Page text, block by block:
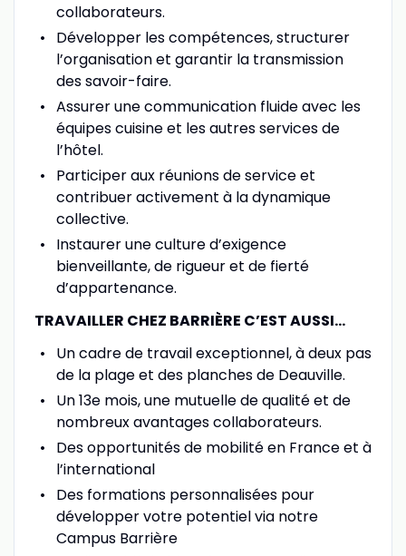
collaborateurs.
Développer les compétences, structurer
l’organisation et garantir la transmission
des savoir-faire.
Assurer une communication fluide avec les
équipes cuisine et les autres services de
l’hôtel.
Participer aux réunions de service et
contribuer activement à la dynamique
collective.
Instaurer une culture d’exigence
bienveillante, de rigueur et de fierté
d’appartenance.
TRAVAILLER CHEZ BARRIÈRE C’EST AUSSI…
Un cadre de travail exceptionnel, à deux pas
de la plage et des planches de Deauville.
Un 13e mois, une mutuelle de qualité et de
nombreux avantages collaborateurs.
Des opportunités de mobilité en France et à
l’international
Des formations personnalisées pour
développer votre potentiel via notre
Campus Barrière